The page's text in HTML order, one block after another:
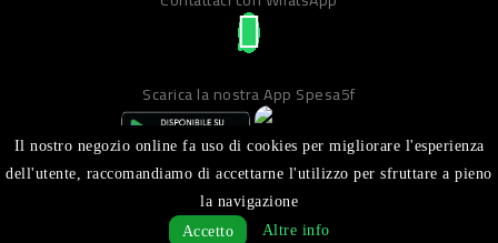
Il nostro negozio online fa uso di cookies per migliorare l'esperienza
dell'utente, raccomandiamo di accettarne l'utilizzo per sfruttare a pieno
la navigazione
Accetto
Altre info
PETS
Scarica la nostra App Spesa5f
Realizzato da ICT S.R.L